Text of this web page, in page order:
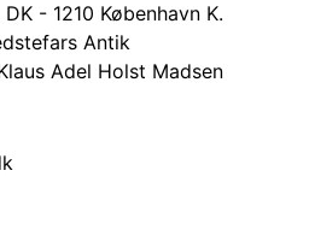
DK - 1210 København K.
Antik
Adel Holst Madsen